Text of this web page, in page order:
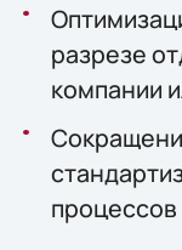
разрезе
компании
процессов